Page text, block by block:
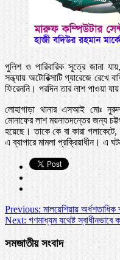
পুলিশ ও পারিবারিক সূত্রে জানা
সন্ধ্যায় অটোরিক্সাটি গ্যারেজে রেখে
ফিরেননি। পরদিন তার লাশ পাওয়া
লোহাগাড়া থানার এসআই মোঃ
মোনাফের লাশ ময়নাতদন্তের জন্য
হয়েছে। তাকে কে বা কারা
এ ব্যাপারে মামলা প্রক্রিয়াধীন। এ
Previous: মালয়েশিয়ায়
Next: গণমাধ্যম যথেষ্ট স্বাধীনভাবে
সমজাতীয় সংবাদ